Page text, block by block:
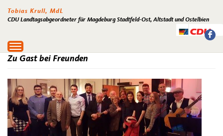
Tobias Krull, MdL
CDU Landtagsabgeordneter für Magdeburg Stadtfeld-Ost, Altstadt und Ostelbien
Toggle
navigation
Zu Gast bei Freunden